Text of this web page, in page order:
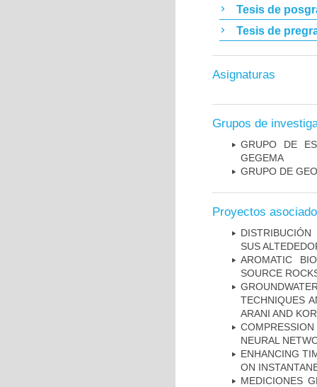
Tesis de
Tesis de
Asignaturas
Grupos de
GRUPO DE
GEGEMA
GRUPO DE
Proyectos
SUS
AROMATIC
SOURCE
TECHNIQUES
ARANI AND
NEURAL
ENHANCING
ON
MEDICIONES